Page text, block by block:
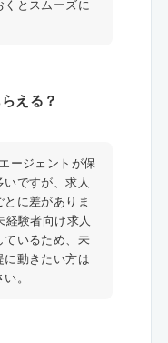
くとスムーズに
える？
ージェントが保
ですが、求人
に差がありま
経験者向け求人
ているため、未
に動きたい方は
。